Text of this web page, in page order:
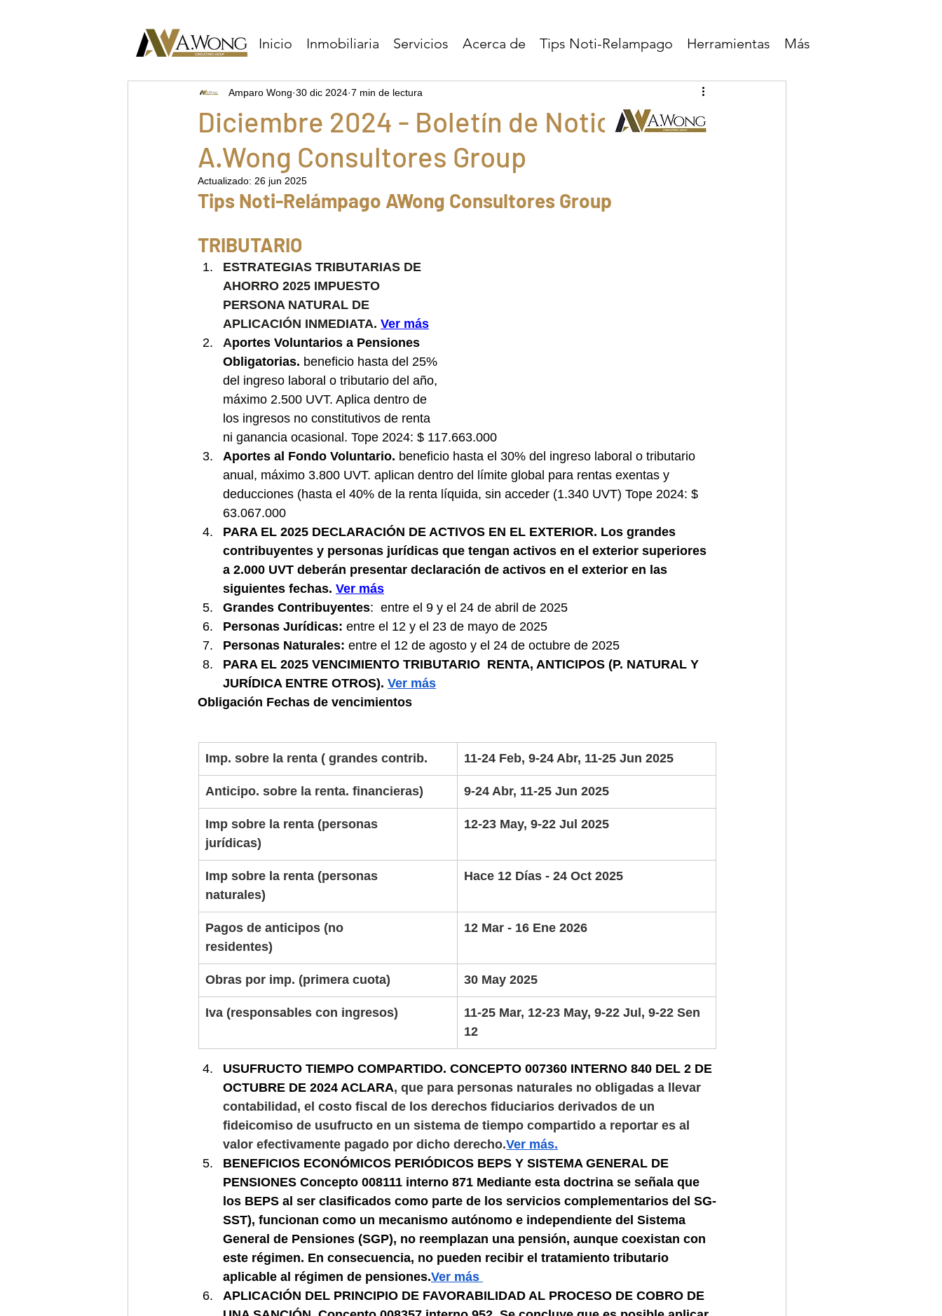
Inicio Inmobiliaria Servicios Acerca de Tips Noti-Relampago Herramientas Más
Diciembre 2024 - Boletín de Noticias
A.Wong Consultores Group
Amparo Wong 30 dic 2024 7 min de lectura
Actualizado: 26 jun 2025
Tips Noti-Relámpago AWong Consultores Group
TRIBUTARIO
ESTRATEGIAS TRIBUTARIAS DE
AHORRO 2025 IMPUESTO
PERSONA NATURAL DE
APLICACIÓN INMEDIATA. Ver más
Aportes Voluntarios a Pensiones
Obligatorias. beneficio hasta del 25%
del ingreso laboral o tributario del año,
máximo 2.500 UVT. Aplica dentro de
los ingresos no constitutivos de renta
ni ganancia ocasional. Tope 2024: $ 117.663.000
Aportes al Fondo Voluntario. beneficio hasta el 30% del ingreso laboral o tributario
anual, máximo 3.800 UVT. aplican dentro del límite global para rentas exentas y
deducciones (hasta el 40% de la renta líquida, sin acceder (1.340 UVT) Tope 2024: $
63.067.000
PARA EL 2025 DECLARACIÓN DE ACTIVOS EN EL EXTERIOR. Los grandes
contribuyentes y personas jurídicas que tengan activos en el exterior superiores
a 2.000 UVT deberán presentar declaración de activos en el exterior en las
siguientes fechas. Ver más
Grandes Contribuyentes:  entre el 9 y el 24 de abril de 2025
Personas Jurídicas: entre el 12 y el 23 de mayo de 2025
Personas Naturales: entre el 12 de agosto y el 24 de octubre de 2025
PARA EL 2025 VENCIMIENTO TRIBUTARIO  RENTA, ANTICIPOS (P. NATURAL Y
JURÍDICA ENTRE OTROS). Ver más
Obligación Fechas de vencimientos
Imp. sobre la renta ( grandes contrib. 11-24 Feb, 9-24 Abr, 11-25 Jun 2025
Anticipo. sobre la renta. financieras) 9-24 Abr, 11-25 Jun 2025
Imp sobre la renta (personas
jurídicas)
12-23 May, 9-22 Jul 2025
Imp sobre la renta (personas
naturales)
Hace 12 Días - 24 Oct 2025
Pagos de anticipos (no
residentes)
12 Mar - 16 Ene 2026
Obras por imp. (primera cuota) 30 May 2025
Iva (responsables con ingresos)
11-25 Mar, 12-23 May, 9-22 Jul, 9-22 Sen
12
USUFRUCTO TIEMPO COMPARTIDO. CONCEPTO 007360 INTERNO 840 DEL 2 DE
OCTUBRE DE 2024 ACLARA, que para personas naturales no obligadas a llevar
contabilidad, el costo fiscal de los derechos fiduciarios derivados de un
fideicomiso de usufructo en un sistema de tiempo compartido a reportar es al
valor efectivamente pagado por dicho derecho.Ver más.
BENEFICIOS ECONÓMICOS PERIÓDICOS BEPS Y SISTEMA GENERAL DE
PENSIONES Concepto 008111 interno 871 Mediante esta doctrina se señala que
los BEPS al ser clasificados como parte de los servicios complementarios del SG-
SST), funcionan como un mecanismo autónomo e independiente del Sistema
General de Pensiones (SGP), no reemplazan una pensión, aunque coexistan con
este régimen. En consecuencia, no pueden recibir el tratamiento tributario
aplicable al régimen de pensiones.Ver más
APLICACIÓN DEL PRINCIPIO DE FAVORABILIDAD AL PROCESO DE COBRO DE